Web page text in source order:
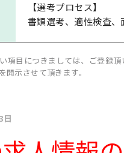
【選考プロセス】
書類選考、適性検査、
項目につきましては、ご登録
示させて頂きます。
日